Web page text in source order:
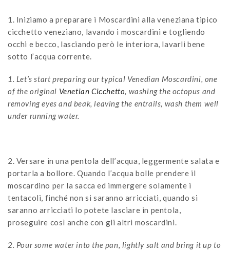
1. Iniziamo a preparare i Moscardini alla veneziana tipico
cicchetto veneziano, lavando i moscardini e togliendo
occhi e becco, lasciando però le interiora, lavarli bene
sotto l’acqua corrente.
1. Let’s start preparing our typical Venedian Moscardini, one
of the original Venetian Cicchetto, washing the octopus and
removing eyes and beak, leaving the entrails, wash them well
under running water.
2. Versare in una pentola dell’acqua, leggermente salata e
portarla a bollore. Quando l’acqua bolle prendere il
moscardino per la sacca ed immergere solamente i
tentacoli, finché non si saranno arricciati, quando si
saranno arricciati lo potete lasciare in pentola,
proseguire così anche con gli altri moscardini.
2. Pour some water into the pan, lightly salt and bring it up to